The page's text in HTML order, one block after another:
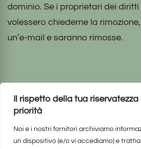
Il rispetto della tua riservatezza
priorità
Noi e i nostri fornitori archiviamo
un dispositivo (e/o vi accediamo) e
dominio. Se i proprietari dei diritti
volessero chiederne la
un’e-mail e saranno rimosse.
Questo blog
non rappresenta una testata
quanto viene aggiornato senza